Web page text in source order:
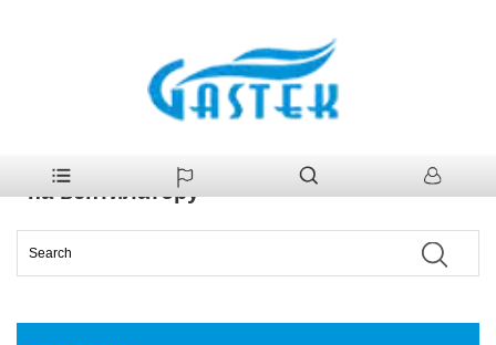
Грејач за гасну воду на
вентилатору на вентилатору
на вентилатору